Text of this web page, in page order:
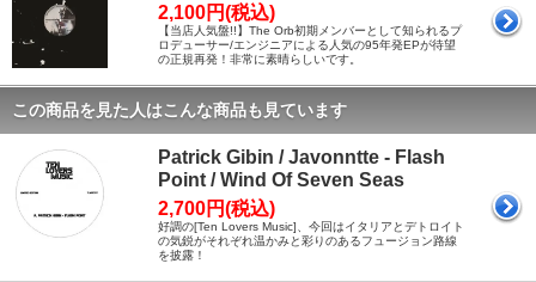
2,100円(税込)
【当店人気盤!!】The Orb初期メンバーとして知られるプ
ロデューサー/エンジニアによる人気の95年発EPが待望
の正規再発！非常に素晴らしいです。
この商品を見た人はこんな商品も見ています
Patrick Gibin / Javonntte - Flash
Point / Wind Of Seven Seas
2,700円(税込)
好調の[Ten Lovers Music]、今回はイタリアとデトロイト
の気鋭がそれぞれ温かみと彩りのあるフュージョン路線
を披露！